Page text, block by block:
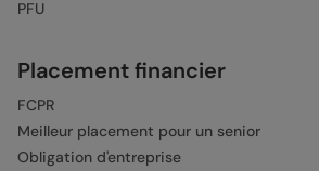
PFU
Placement financier
FCPR
Meilleur placement pour un senior
Obligation d'entreprise